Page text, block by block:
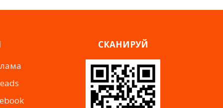
СКАНИРУЙ